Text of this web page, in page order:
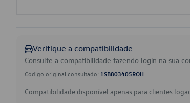
Verifique a compatibilidade
Consulte a compatibilidade fazendo login na sua
Código original consultado: 1SB803405ROH
Compatibilidade disponível apenas para clientes